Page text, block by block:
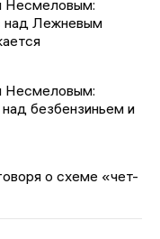
Несмеловым:
над Лежневым
Несмеловым:
безбензиньем и
о схеме «чет-